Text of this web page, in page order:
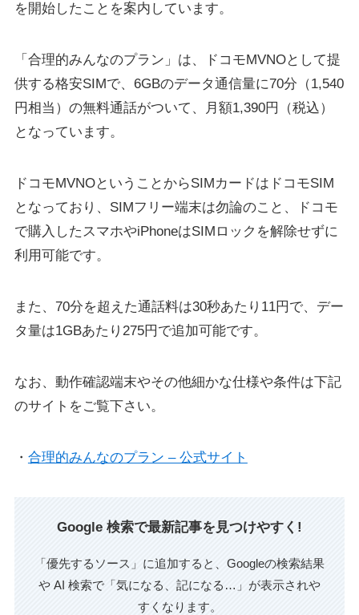
を開始したことを案内しています。
「合理的みんなのプラン」は、ドコモMVNOとして提
供する格安SIMで、6GBのデータ通信量に70分（1,540
円相当）の無料通話がついて、月額1,390円（税込）
となっています。
ドコモMVNOということからSIMカードはドコモSIM
となっており、SIMフリー端末は勿論のこと、ドコモ
で購入したスマホやiPhoneはSIMロックを解除せずに
利用可能です。
また、70分を超えた通話料は30秒あたり11円で、デー
タ量は1GBあたり275円で追加可能です。
なお、動作確認端末やその他細かな仕様や条件は下記
のサイトをご覧下さい。
・ 合理的みんなのプラン – 公式サイト
Google 検索で最新記事を見つけやすく!
「優先するソース」に追加すると、Googleの検索結果
や AI 検索で「気になる、記になる…」が表示されや
すくなります。